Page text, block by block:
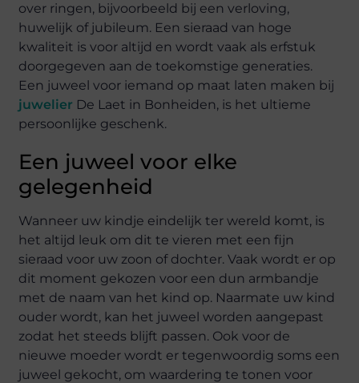
over ringen, bijvoorbeeld bij een verloving,
huwelijk of jubileum. Een sieraad van hoge
kwaliteit is voor altijd en wordt vaak als erfstuk
doorgegeven aan de toekomstige generaties.
Een juweel voor iemand op maat laten maken bij
juwelier De Laet in Bonheiden, is het ultieme
persoonlijke geschenk.
Een juweel voor elke
gelegenheid
Wanneer uw kindje eindelijk ter wereld komt, is
het altijd leuk om dit te vieren met een fijn
sieraad voor uw zoon of dochter. Vaak wordt er op
dit moment gekozen voor een dun armbandje
met de naam van het kind op. Naarmate uw kind
ouder wordt, kan het juweel worden aangepast
zodat het steeds blijft passen. Ook voor de
nieuwe moeder wordt er tegenwoordig soms een
juweel gekocht, om waardering te tonen voor